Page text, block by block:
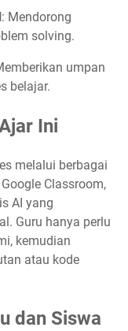
: Mendorong
solving.
umpan
belajar.
Ini
melalui berbagai
Classroom,
AI yang
Guru hanya perlu
kemudian
atau kode
dan Siswa